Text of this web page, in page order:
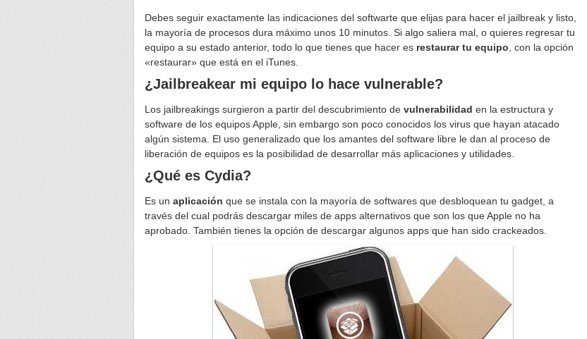
Debes seguir exactamente las indicaciones del softwarte que elijas para hacer el jailbreak y listo,
la mayoría de procesos dura máximo unos 10 minutos. Si algo saliera mal, o quieres regresar tu
equipo a su estado anterior, todo lo que tienes que hacer es restaurar tu equipo , con la opción
«restaurar» que está en el iTunes.
¿Jailbreakear mi equipo lo hace vulnerable?
Los jailbreakings surgieron a partir del descubrimiento de vulnerabilidad en la estructura y
software de los equipos Apple, sin embargo son poco conocidos los virus que hayan atacado
algún sistema. El uso generalizado que los amantes del software libre le dan al proceso de
liberación de equipos es la posibilidad de desarrollar más aplicaciones y utilidades.
¿Qué es Cydia?
Es un aplicación que se instala con la mayoría de softwares que desbloquean tu gadget, a
través del cual podrás descargar miles de apps alternativos que son los que Apple no ha
aprobado. También tienes la opción de descargar algunos apps que han sido crackeados.